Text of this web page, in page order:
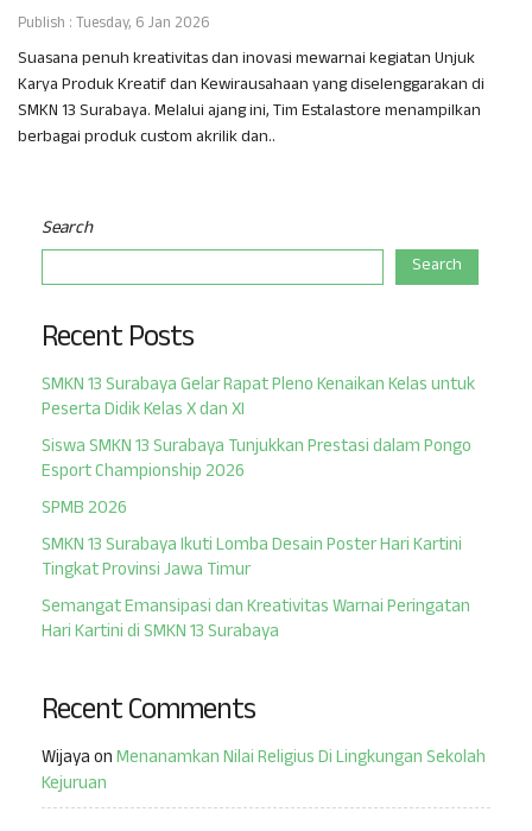
Publish : Tuesday, 6 Jan 2026
Suasana penuh kreativitas dan inovasi mewarnai kegiatan Unjuk
Karya Produk Kreatif dan Kewirausahaan yang diselenggarakan di
SMKN 13 Surabaya. Melalui ajang ini, Tim Estalastore menampilkan
berbagai produk custom akrilik dan..
Search
Search
Recent Posts
SMKN 13 Surabaya Gelar Rapat Pleno Kenaikan Kelas untuk
Peserta Didik Kelas X dan XI
Siswa SMKN 13 Surabaya Tunjukkan Prestasi dalam Pongo
Esport Championship 2026
SPMB 2026
SMKN 13 Surabaya Ikuti Lomba Desain Poster Hari Kartini
Tingkat Provinsi Jawa Timur
Semangat Emansipasi dan Kreativitas Warnai Peringatan
Hari Kartini di SMKN 13 Surabaya
Recent Comments
WijayaonMenanamkan Nilai Religius Di Lingkungan Sekolah
Kejuruan